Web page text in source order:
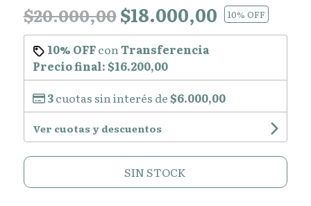
$20.000,00$18.000,00 10% OFF
10% OFFcon Transferencia
Precio final:$16.200,00
3cuotas sin interés de$6.000,00
Ver cuotas y descuentos
SIN STOCK